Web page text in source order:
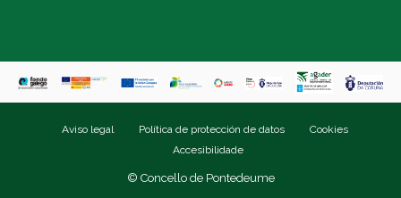
Aviso legal Política de protección de datos
Cookies
Accesibilidade
© Concello de Pontedeume